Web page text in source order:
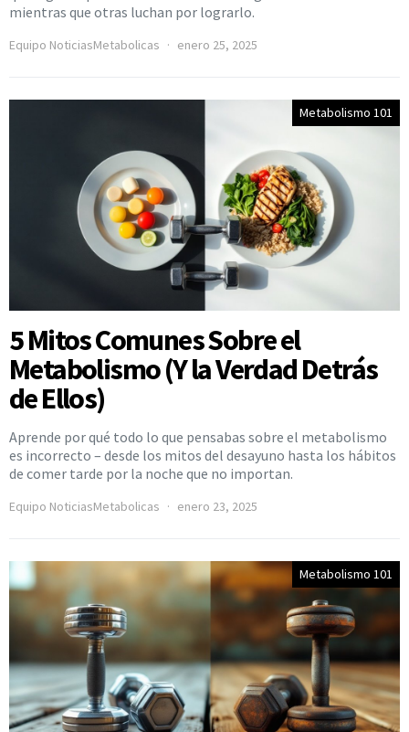
mientras que otras luchan por lograrlo.
Equipo NoticiasMetabolicas enero 25, 2025
Metabolismo 101
5 Mitos Comunes Sobre el
Metabolismo (Y la Verdad Detrás
de Ellos)
Aprende por qué todo lo que pensabas sobre el metabolismo
es incorrecto – desde los mitos del desayuno hasta los hábitos
de comer tarde por la noche que no importan.
Equipo NoticiasMetabolicas enero 23, 2025
Metabolismo 101